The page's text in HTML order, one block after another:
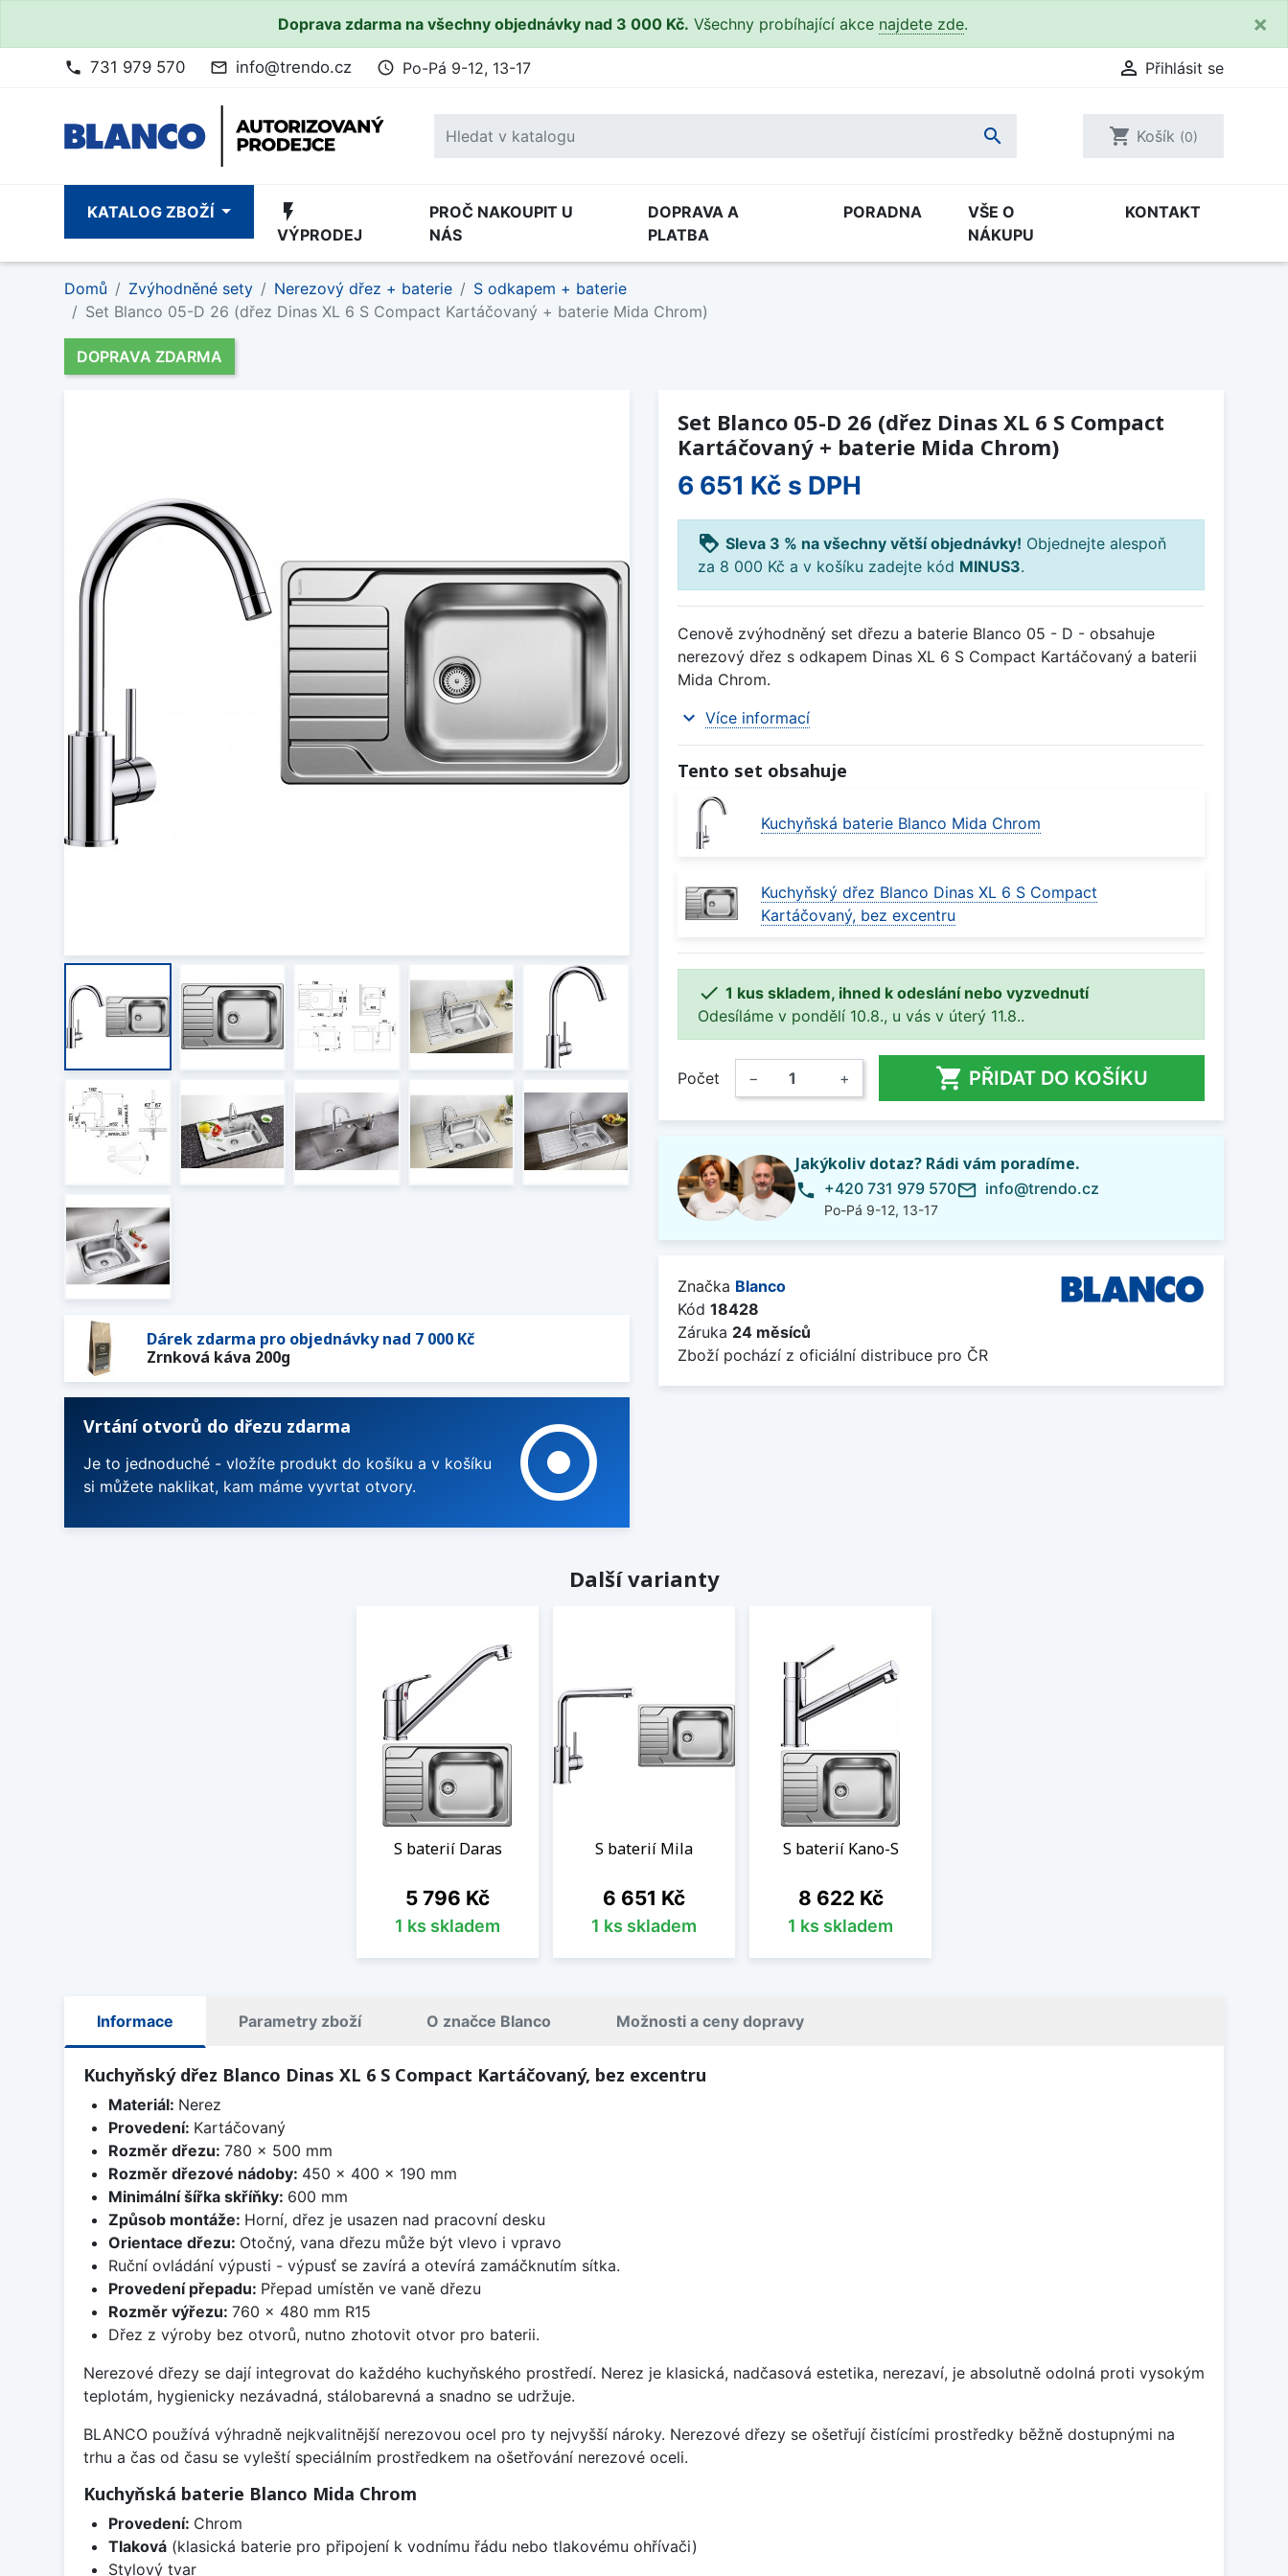
Doprava zdarma na všechny objednávky nad 3 000 Kč. Všechny probíhající akce najdete zde. ×
phone 731 979 570 mail_outline info@trendo.cz access_time Po-Pá 9-12, 13-17  Přihlásit se
 shopping_cart Košík (0)
KATALOG ZBOŽÍ flash_on
VÝPRODEJ
PROČ NAKOUPIT U
NÁS
DOPRAVA A
PLATBA
PORADNA
VŠE O
NÁKUPU
KONTAKT
Domů Zvýhodněné sety Nerezový dřez + baterie
S odkapem + baterie
Set Blanco 05-D 26 (dřez Dinas XL 6 S Compact Kartáčovaný + baterie Mida Chrom)
DOPRAVA ZDARMA
Dárek zdarma pro objednávky nad 7 000 Kč
Zrnková káva 200g
Vrtání otvorů do dřezu zdarma
Je to jednoduché - vložíte produkt do košíku a v košíku
si můžete naklikat, kam máme vyvrtat otvory.
adjust
Set Blanco 05-D 26 (dřez Dinas XL 6 S Compact
Kartáčovaný + baterie Mida Chrom)
6 651 Kč s DPH
loyalty Sleva 3 % na všechny větší objednávky! Objednejte alespoň
za 8 000 Kč a v košíku zadejte kód MINUS3.
Cenově zvýhodněný set dřezu a baterie Blanco 05 - D - obsahuje
nerezový dřez s odkapem Dinas XL 6 S Compact Kartáčovaný a baterii
Mida Chrom.
expand_more Více informací
Tento set obsahuje
Kuchyňská baterie Blanco Mida Chrom
Kuchyňský dřez Blanco Dinas XL 6 S Compact
Kartáčovaný, bez excentru
 1 kus skladem, ihned k odeslání nebo vyzvednutí
Odesíláme v pondělí 10.8., u vás v úterý 11.8..
Počet − +  PŘIDAT DO KOŠÍKU
Jakýkoliv dotaz? Rádi vám poradíme.
phone +420 731 979 570
Po-Pá 9-12, 13-17
mail_outline info@trendo.cz
Značka Blanco
Kód 18428
Záruka 24 měsíců
Zboží pochází z oficiální distribuce pro ČR
Další varianty
S baterií Daras
Cena
5 796 Kč
1 ks skladem
S baterií Mila
Cena
6 651 Kč
1 ks skladem
S baterií Kano-S
Cena
8 622 Kč
1 ks skladem
Informace Parametry zboží O značce Blanco Možnosti a ceny dopravy
Kuchyňský dřez Blanco Dinas XL 6 S Compact Kartáčovaný, bez excentru
Materiál: Nerez
Provedení: Kartáčovaný
Rozměr dřezu: 780 x 500 mm
Rozměr dřezové nádoby: 450 x 400 x 190 mm
Minimální šířka skříňky: 600 mm
Způsob montáže: Horní, dřez je usazen nad pracovní desku
Orientace dřezu: Otočný, vana dřezu může být vlevo i vpravo
Ruční ovládání výpusti - výpusť se zavírá a otevírá zamáčknutím sítka.
Provedení přepadu: Přepad umístěn ve vaně dřezu
Rozměr výřezu: 760 x 480 mm R15
Dřez z výroby bez otvorů, nutno zhotovit otvor pro baterii.
Nerezové dřezy se dají integrovat do každého kuchyňského prostředí. Nerez je klasická, nadčasová estetika, nerezaví, je absolutně odolná proti vysokým
teplotám, hygienicky nezávadná, stálobarevná a snadno se udržuje.
BLANCO používá výhradně nejkvalitnější nerezovou ocel pro ty nejvyšší nároky. Nerezové dřezy se ošetřují čistícími prostředky běžně dostupnými na
trhu a čas od času se vyleští speciálním prostředkem na ošetřování nerezové oceli.
Kuchyňská baterie Blanco Mida Chrom
Provedení: Chrom
Tlaková(klasická baterie pro připojení k vodnímu řádu nebo tlakovému ohřívači)
Stylový tvar